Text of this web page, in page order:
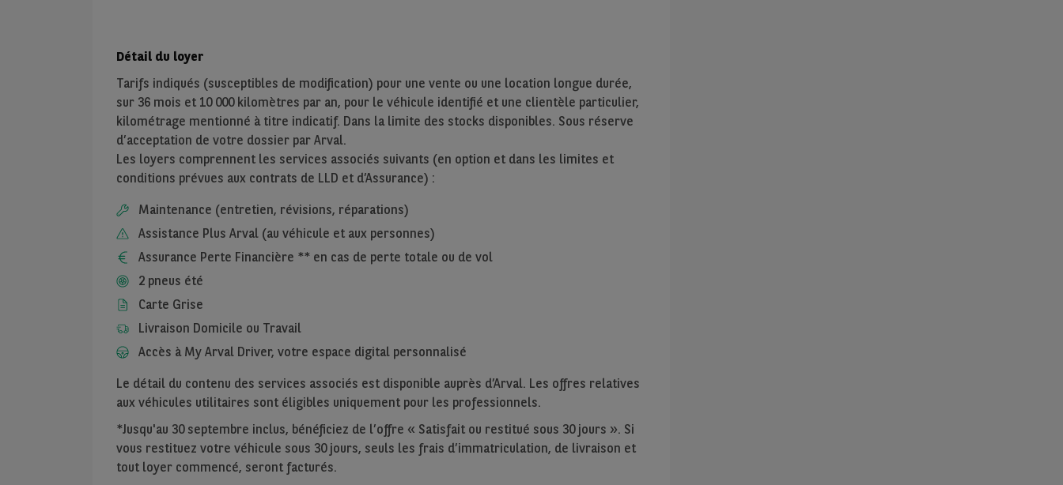
Détail du loyer
Tarifs indiqués (susceptibles de modification) pour une vente ou une location longue durée,
sur 36 mois et 10 000kilomètres par an, pour le véhicule identifié et une clientèle particulier,
kilométrage mentionné à titre indicatif. Dans la limite des stocks disponibles. Sous réserve
d’acceptation de votre dossier par Arval.
Les loyers comprennent les services associés suivants (en option et dans les limites et
conditions prévues aux contrats de LLD et d’Assurance) :
Maintenance (entretien, révisions, réparations)
Assistance Plus Arval (au véhicule et aux personnes)
Assurance Perte Financière ** en cas de perte totale ou de vol
2 pneus été
Carte Grise
Livraison Domicile ou Travail
Accès à My Arval Driver, votre espace digital personnalisé
Le détail du contenu des services associés est disponible auprès d’Arval. Les offres relatives
aux véhicules utilitaires sont éligibles uniquement pour les professionnels.
*Jusqu'au 30 septembre inclus, bénéficiez de l’offre « Satisfait ou restitué sous 30 jours ». Si
vous restituez votre véhicule sous 30 jours, seuls les frais d’immatriculation, de livraison et
tout loyer commencé, seront facturés.